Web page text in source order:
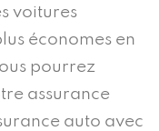
voitures
économes en
pourrez
assurance
auto avec